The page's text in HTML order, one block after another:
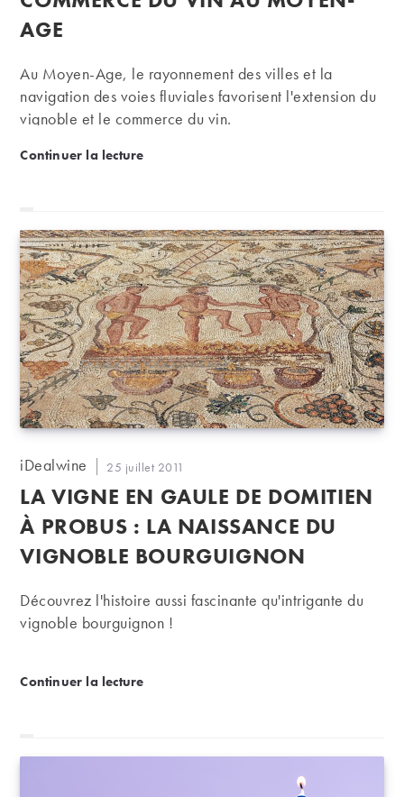
AGE
Au Moyen-Age, le rayonnement des villes et la
navigation des voies fluviales favorisent l'extension du
vignoble et le commerce du vin.
Continuer la lectureHistoire du vin : l’essor du commerce du vin au
Auteur/autrice
la
publication :
iDealwine
Publication
publiée :
25 juillet 2011
LA VIGNE EN GAULE DE DOMITIEN
À PROBUS : LA NAISSANCE DU
VIGNOBLE BOURGUIGNON
Découvrez l'histoire aussi fascinante qu'intrigante du
vignoble bourguignon !
Continuer la lectureLa vigne en Gaule de Domitien à Probus : la